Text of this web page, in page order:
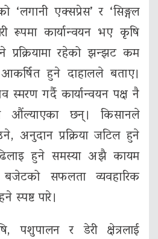
‘लगानी एक्सप्रेस’ र ‘सिङ्गल
रूपमा कार्यान्वयन भए कृषि
प्रक्रियामा रहेको झन्झट कम
हुने दाहालले बताए।
गर्दै कार्यान्वयन पक्ष नै
औंल्याएका छन्। किसानले
अनुदान प्रक्रिया जटिल हुने
हुने समस्या अझै कायम
सफलता व्यवहारिक
स्पष्ट पारे।
पशुपालन र डेरी क्षेत्रलाई